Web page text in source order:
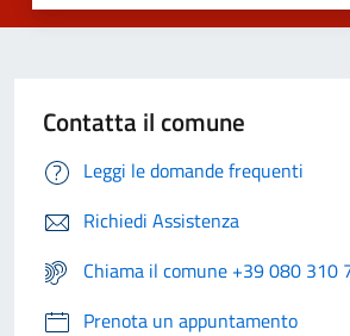
Contatta il comune
Leggi le domande frequenti
Richiedi Assistenza
Chiama il comune +39 080 310
Prenota un appuntamento